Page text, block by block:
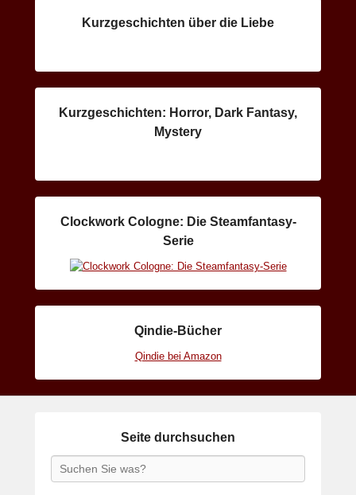
Kurzgeschichten über die Liebe
Kurzgeschichten: Horror, Dark Fantasy,
Mystery
Clockwork Cologne: Die Steamfantasy-
Serie
Qindie-Bücher
Qindie bei Amazon
Seite durchsuchen
Search